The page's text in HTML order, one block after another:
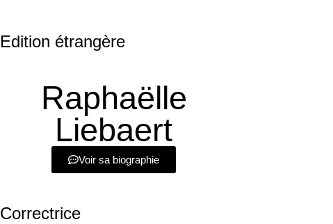
Edition étrangère
Raphaëlle
Liebaert
Voir sa biographie
Correctrice